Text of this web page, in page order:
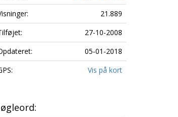
21.889
27-10-2008
05-01-2018
Vis på kort